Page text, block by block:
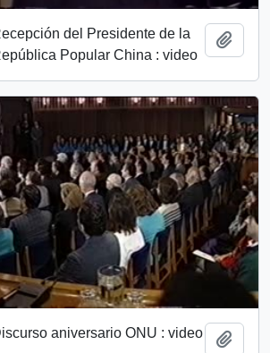
del Presidente de la
Popular China : video
Add
aniversario ONU : video Add